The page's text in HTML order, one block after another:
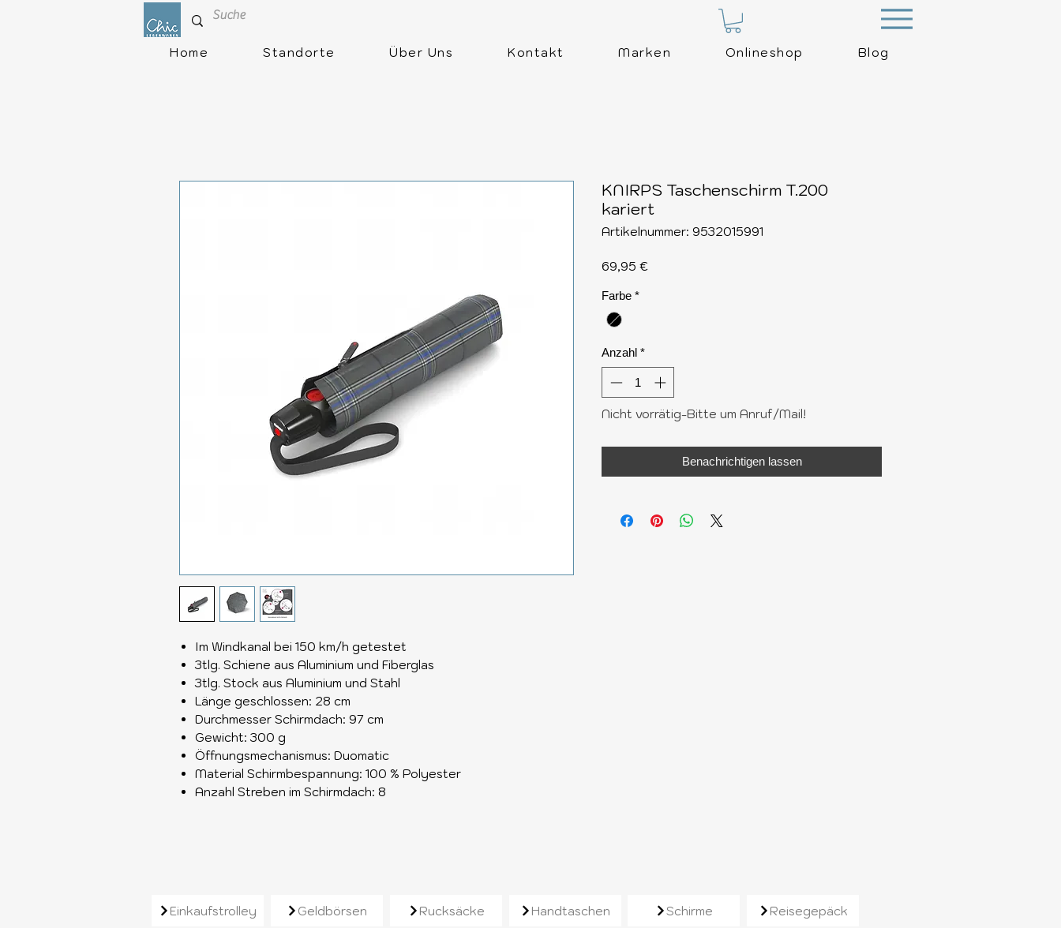
Menu
Home Standorte Über Uns Kontakt Marken Onlineshop Blog
Im Windkanal bei 150 km/h getestet
3tlg. Schiene aus Aluminium und Fiberglas
3tlg. Stock aus Aluminium und Stahl
Länge geschlossen: 28 cm
Durchmesser Schirmdach: 97 cm
Gewicht: 300 g
Öffnungsmechanismus: Duomatic
Material Schirmbespannung: 100 % Polyester
Anzahl Streben im Schirmdach: 8
KNIRPS Taschenschirm T.200
kariert
Artikelnummer: 9532015991
69,95 €Preis
Farbe *
Anzahl *
Nicht vorrätig-Bitte um Anruf/Mail!
Benachrichtigen lassen
Ähnliche Produkte
Einkaufstrolley Geldbörsen Rucksäcke Handtaschen Schirme Reisegepäck